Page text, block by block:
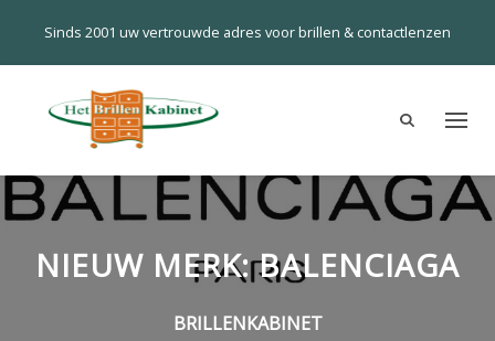
Sinds 2001 uw vertrouwde adres voor brillen & contactlenzen
NIEUW MERK: BALENCIAGA
BRILLENKABINET